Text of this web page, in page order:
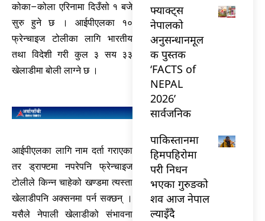
कोका–कोला एरिनामा दिउँसो १ बजे
सुरु हुने छ । आईपीएलका १०
फ्रेन्चाइज टोलीका लागि भारतीय
तथा विदेशी गरी कुल ३ सय ३३
खेलाडीमा बोली लाग्ने छ ।
आईपीएलका लागि नाम दर्ता गराएका
तर ड्राफ्टमा नपरेपनि फ्रेन्चाइज
टोलीले किन्न चाहेको खण्डमा त्यस्ता
खेलाडीपनि अक्सनमा पर्न सक्छन् ।
यसैले नेपाली खेलाडीको संभावना
फ्याक्ट्स
नेपालको
अनुसन्धानमूल
क पुस्तक
‘FACTS of
NEPAL
2026’
सार्वजनिक
पाकिस्तानमा
हिमपहिरोमा
परी निधन
भएका गुरुङको
शव आज नेपाल
ल्याइँदै